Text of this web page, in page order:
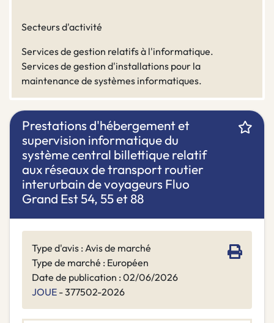
Secteurs d'activité
Services de gestion relatifs à l'informatique.
Services de gestion d'installations pour la
maintenance de systèmes informatiques.
Prestations d'hébergement et
supervision informatique du
système central billettique relatif
aux réseaux de transport routier
interurbain de voyageurs Fluo
Grand Est 54, 55 et 88
Type d'avis : Avis de marché
Type de marché : Européen
Date de publication : 02/06/2026
JOUE - 377502-2026